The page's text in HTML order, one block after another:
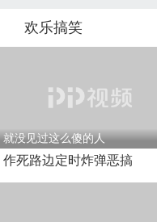
欢乐搞笑
就没见过这么傻的人
作死路边定时炸弹恶搞